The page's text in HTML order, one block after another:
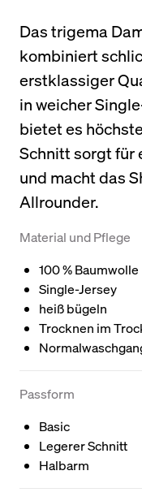
Das trigema
kombiniert
erstklassiger
in weicher
bietet es
Schnitt sorgt für
und macht das
Allrounder.
Material und Pflege
100 % Baumwolle
Single-Jersey
heiß bügeln
Trocknen im
Passform
Basic
Legerer Schnitt
Halbarm